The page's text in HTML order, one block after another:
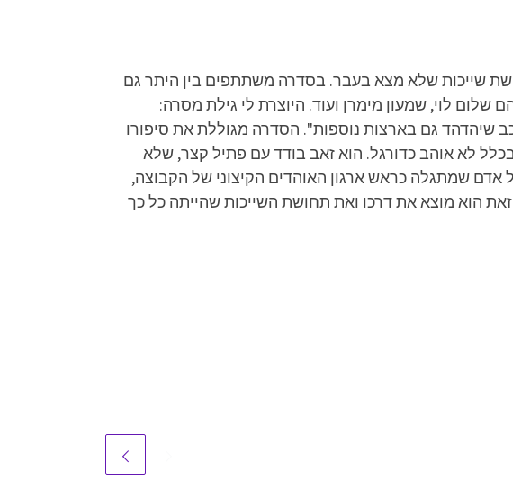
שייכות שלא מצא בעבר. בסדרה משתתפים בין היתר גם
שלום לוי, שמעון מימרן ועוד. היוצרת לי גילת מסרה:
שיהדהד גם בארצות נוספות". הסדרה מגוללת את סיפורו
לא אוהב כדורגל. הוא זאב בודד עם פתיל קצר, שלא
שמתגלה כראש ארגון האוהדים הקיצוני של הקבוצה,
הוא מוצא את דרכו ואת תחושת השייכות שהייתה כל כך